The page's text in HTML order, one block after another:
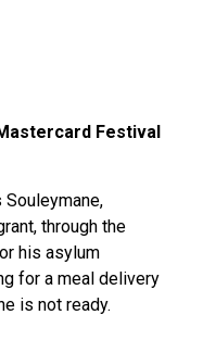
Festival
through the
his asylum
for a meal delivery
is not ready.